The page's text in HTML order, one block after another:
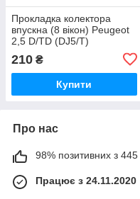
Прокладка колектора
впускна (8 вікон) Peugeot
2,5 D/TD (DJ5/T)
210 ₴
Купити
Про нас
98% позитивних з 445
Працює з 24.11.2020